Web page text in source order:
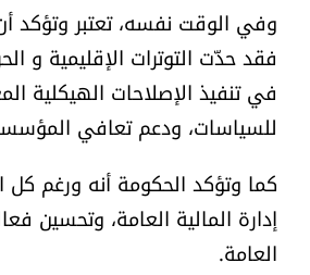
وفي الوقت نفسه، تعتبر وتؤكد
فقد حدّت التوترات الإقليمية و
في تنفيذ الإصلاحات الهيكلية
للسياسات، ودعم تعافي
كما وتؤكد الحكومة أنه ورغم كل
إدارة المالية العامة، وتحسين
العامة.